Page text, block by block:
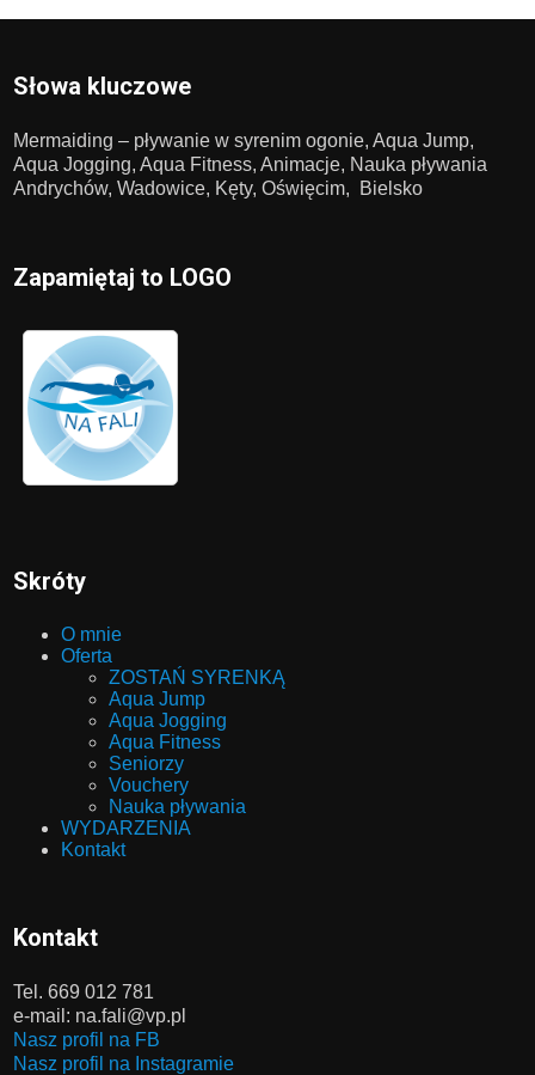
Słowa kluczowe
Mermaiding – pływanie w syrenim ogonie, Aqua Jump,
Aqua Jogging, Aqua Fitness, Animacje, Nauka pływania
Andrychów, Wadowice, Kęty, Oświęcim, Bielsko
Zapamiętaj to LOGO
Skróty
O mnie
Oferta
ZOSTAŃ SYRENKĄ
Aqua Jump
Aqua Jogging
Aqua Fitness
Seniorzy
Vouchery
Nauka pływania
WYDARZENIA
Kontakt
Kontakt
Tel. 669 012 781
e-mail: na.fali@vp.pl
Nasz profil na FB
Nasz profil na Instagramie